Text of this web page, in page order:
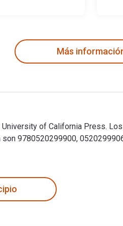
Más
of California Press.
9780520299900,